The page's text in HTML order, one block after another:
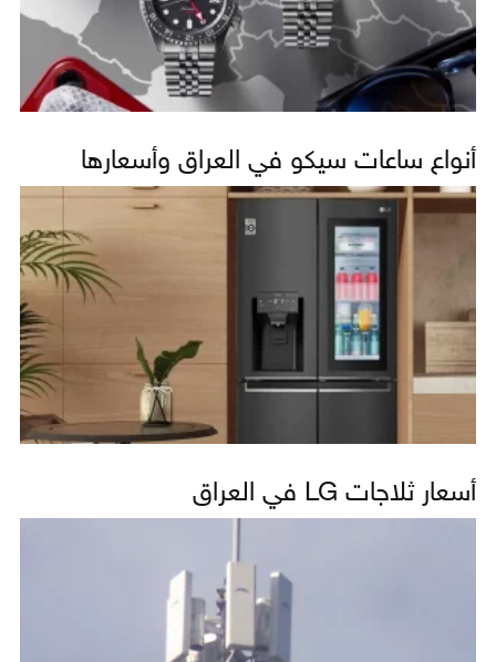
أنواع ساعات سيكو في العراق وأسعارها
أسعار ثلاجات LG في العراق